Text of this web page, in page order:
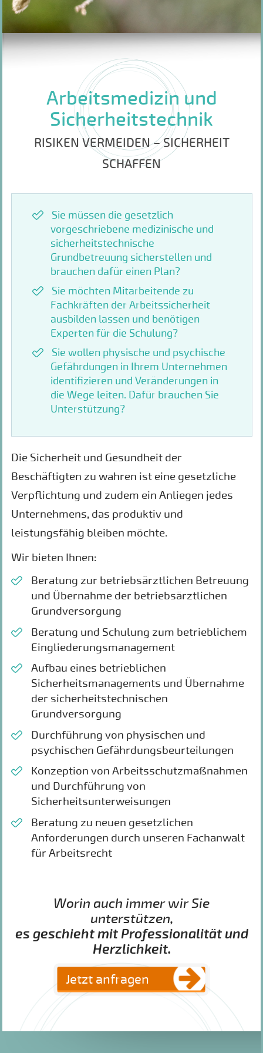
Arbeitsmedizin und
Sicherheitstechnik
RISIKEN VERMEIDEN – SICHERHEIT
SCHAFFEN
Sie müssen die gesetzlich
vorgeschriebene medizinische und
sicherheitstechnische
Grundbetreuung sicherstellen und
brauchen dafür einen Plan?
Sie möchten Mitarbeitende zu
Fachkräften der Arbeitssicherheit
ausbilden lassen und benötigen
Experten für die Schulung?
Sie wollen physische und psychische
Gefährdungen in Ihrem Unternehmen
identifizieren und Veränderungen in
die Wege leiten. Dafür brauchen Sie
Unterstützung?
Die Sicherheit und Gesundheit der
Beschäftigten zu wahren ist eine gesetzliche
Verpflichtung und zudem ein Anliegen jedes
Unternehmens, das produktiv und
leistungsfähig bleiben möchte.
Wir bieten Ihnen:
Beratung zur betriebsärztlichen Betreuung
und Übernahme der betriebsärztlichen
Grundversorgung
Beratung und Schulung zum betrieblichem
Eingliederungsmanagement
Aufbau eines betrieblichen
Sicherheitsmanagements und Übernahme
der sicherheitstechnischen
Grundversorgung
Durchführung von physischen und
psychischen Gefährdungsbeurteilungen
Konzeption von Arbeitsschutzmaßnahmen
und Durchführung von
Sicherheitsunterweisungen
Beratung zu neuen gesetzlichen
Anforderungen durch unseren Fachanwalt
für Arbeitsrecht
Worin auch immer wir Sie
unterstützen,
es geschieht mit Professionalität und
Herzlichkeit.
Jetzt anfragen